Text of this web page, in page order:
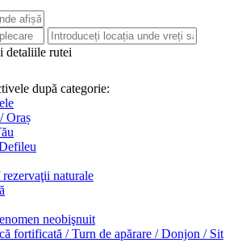
detaliile rutei
după categorie:
Oraș
naturale
neobişnuit
fortificată / Turn de apărare / Donjon / Sit